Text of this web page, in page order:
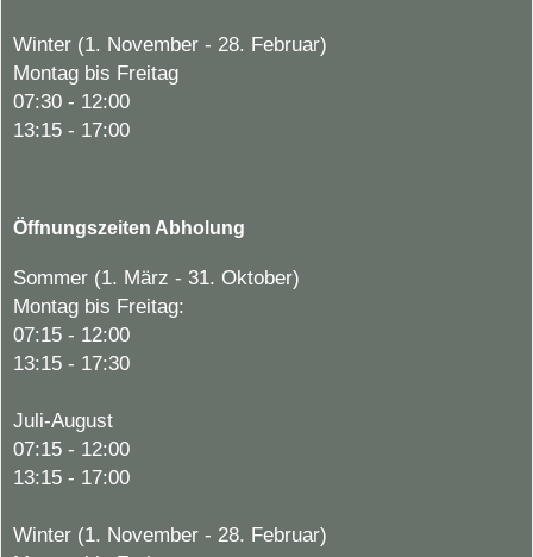
Winter (1. November - 28. Februar)
Montag bis Freitag
07:30 - 12:00
13:15 - 17:00
Öffnungszeiten Abholung
Sommer (1. März - 31. Oktober)
Montag bis Freitag:
07:15 - 12:00
13:15 - 17:30
Juli-August
07:15 - 12:00
13:15 - 17:00
Winter (1. November - 28. Februar)